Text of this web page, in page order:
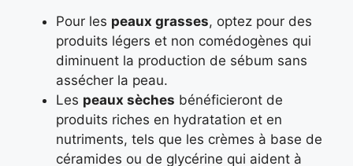
Pour les peaux grasses, optez pour des
produits légers et non comédogènes qui
diminuent la production de sébum sans
assécher la peau.
Les peaux sèches bénéficieront de
produits riches en hydratation et en
nutriments, tels que les crèmes à base de
céramides ou de glycérine qui aident à